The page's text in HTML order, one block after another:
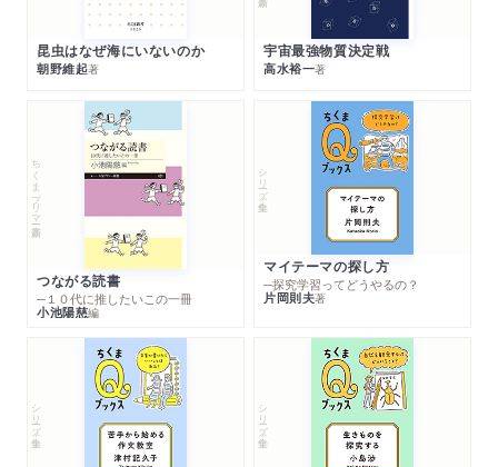
昆虫はなぜ海にいないのか
朝野維起著
宇宙最強物質決定戦
高水裕一著
ちくまプリマー新書
つながる読書
─１０代に推したいこの一冊
小池陽慈編
シリーズ・全集
マイテーマの探し方
─探究学習ってどうやるの？
片岡則夫著
シリーズ・全集 シリーズ・全集